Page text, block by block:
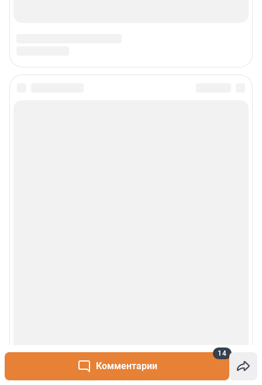
Комментарии
14